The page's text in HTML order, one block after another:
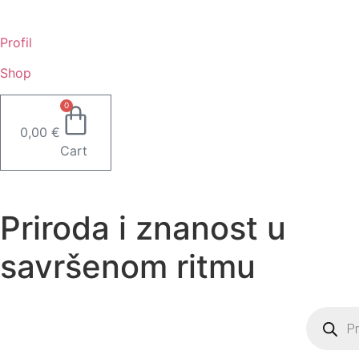
sadržaj
Profil
Shop
0,00 €
0
Cart
Priroda i znanost u
savršenom ritmu
search